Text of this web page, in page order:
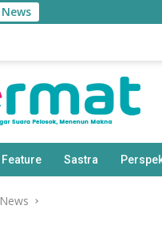
Feature Sastra
News